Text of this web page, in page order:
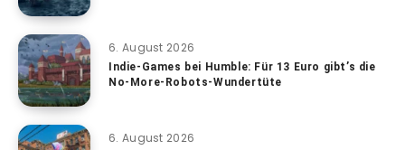
6. August 2026
Indie-Games bei Humble: Für 13 Euro gibt’s die
No-More-Robots-Wundertüte
6. August 2026